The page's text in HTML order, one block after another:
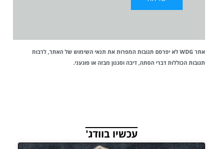
אתר WDG לא יפרסם תגובות המפרות את תנאי השימוש של האתר, לרבות
תגובות הכוללות דברי הסתה, דיבה וסגנון מבזה או פוגעני.
עכשיו בוודג'